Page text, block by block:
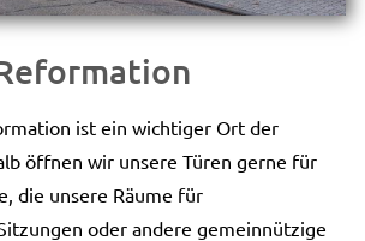
ist ein wichtiger Ort der
öffnen wir unsere Türen gerne für
die unsere Räume für
oder andere gemeinnützige